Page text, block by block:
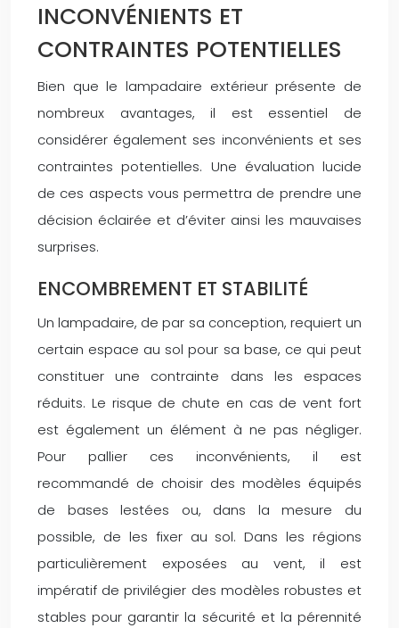
INCONVÉNIENTS ET
CONTRAINTES POTENTIELLES
Bien que le lampadaire extérieur présente de
nombreux avantages, il est essentiel de
considérer également ses inconvénients et ses
contraintes potentielles. Une évaluation lucide
de ces aspects vous permettra de prendre une
décision éclairée et d’éviter ainsi les mauvaises
surprises.
ENCOMBREMENT ET STABILITÉ
Un lampadaire, de par sa conception, requiert un
certain espace au sol pour sa base, ce qui peut
constituer une contrainte dans les espaces
réduits. Le risque de chute en cas de vent fort
est également un élément à ne pas négliger.
Pour pallier ces inconvénients, il est
recommandé de choisir des modèles équipés
de bases lestées ou, dans la mesure du
possible, de les fixer au sol. Dans les régions
particulièrement exposées au vent, il est
impératif de privilégier des modèles robustes et
stables pour garantir la sécurité et la pérennité